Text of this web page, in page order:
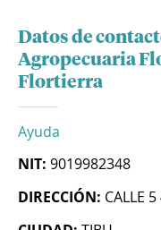
Datos de
Agropecuaria
Flortierra
Ayuda
NIT: 9019982348
DIRECCIÓN: CALLE